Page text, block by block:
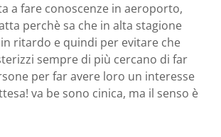
a fare conoscenze in aeroporto,
perchè sa che in alta stagione
ritardo e quindi per evitare che
sempre di più cercano di far
per far avere loro un interesse
va be sono cinica, ma il senso è